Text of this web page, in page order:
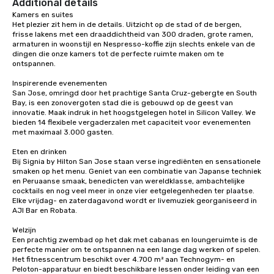
Additional details
Kamers en suites
Het plezier zit hem in de details. Uitzicht op de stad of de bergen,
frisse lakens met een draaddichtheid van 300 draden, grote ramen,
armaturen in woonstijl en Nespresso-koffie zijn slechts enkele van de
dingen die onze kamers tot de perfecte ruimte maken om te
ontspannen.
Inspirerende evenementen
San Jose, omringd door het prachtige Santa Cruz-gebergte en South
Bay, is een zonovergoten stad die is gebouwd op de geest van
innovatie. Maak indruk in het hoogstgelegen hotel in Silicon Valley. We
bieden 14 flexibele vergaderzalen met capaciteit voor evenementen
met maximaal 3.000 gasten.
Eten en drinken
Bij Signia by Hilton San Jose staan verse ingrediënten en sensationele
smaken op het menu. Geniet van een combinatie van Japanse techniek
en Peruaanse smaak, benedicten van wereldklasse, ambachtelijke
cocktails en nog veel meer in onze vier eetgelegenheden ter plaatse.
Elke vrijdag- en zaterdagavond wordt er livemuziek georganiseerd in
AJI Bar en Robata.
Welzijn
Een prachtig zwembad op het dak met cabanas en loungeruimte is de
perfecte manier om te ontspannen na een lange dag werken of spelen.
Het fitnesscentrum beschikt over 4.700 m² aan Technogym- en
Peloton-apparatuur en biedt beschikbare lessen onder leiding van een